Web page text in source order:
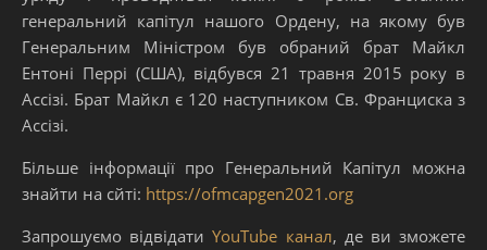
генеральний капітул нашого Ордену, на якому був
Генеральним Міністром був обраний брат Майкл
Ентоні Перрі (США), відбувся 21 травня 2015 року в
Ассізі. Брат Майкл є 120 наступником Св. Франциска з
Ассізі.
Більше інформації про Генеральний Капітул можна
знайти на сйті: https://ofmcapgen2021.org
Запрошуємо відвідати YouTube канал, де ви зможете